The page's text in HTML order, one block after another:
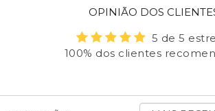
OPINIÃO DOS
5 de 5
100% dos clientes